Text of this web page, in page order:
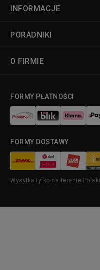
INFORMACJE
PORADNIKI
O FIRMIE
FORMY PŁATNOŚCI
FORMY DOSTAWY
Wysyłka tylko na terenie Polski